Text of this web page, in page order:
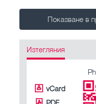
Показване в
Изтегляния
vCard